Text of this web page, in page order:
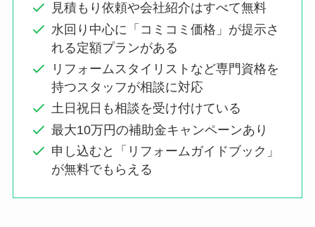
見積もり依頼や会社紹介はすべて無料
水回り中心に「コミコミ価格」が提示さ
れる定額プランがある
リフォームスタイリストなど専門資格を
持つスタッフが相談に対応
土日祝日も相談を受け付けている
最大10万円の補助金キャンペーンあり
申し込むと「リフォームガイドブック」
が無料でもらえる